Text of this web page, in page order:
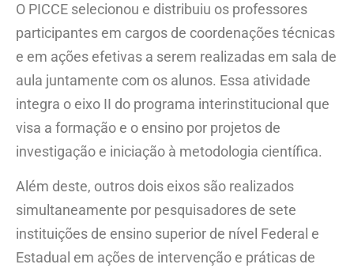
O PICCE selecionou e distribuiu os professores
participantes em cargos de coordenações técnicas
e em ações efetivas a serem realizadas em sala de
aula juntamente com os alunos. Essa atividade
integra o eixo II do programa interinstitucional que
visa a formação e o ensino por projetos de
investigação e iniciação à metodologia científica.
Além deste, outros dois eixos são realizados
simultaneamente por pesquisadores de sete
instituições de ensino superior de nível Federal e
Estadual em ações de intervenção e práticas de